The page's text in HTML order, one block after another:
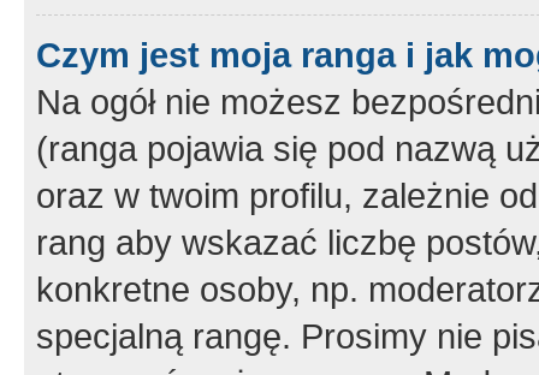
Czym jest moja ranga i jak
Na ogół nie możesz
(ranga pojawia się pod nazwą
oraz w twoim profilu, zależnie
rang aby wskazać liczbę
konkretne osoby, np.
specjalną rangę. Prosimy nie